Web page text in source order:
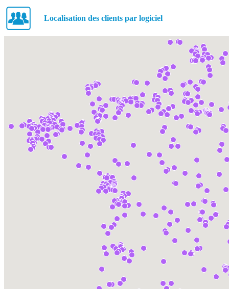
Localisation des clients par logiciel